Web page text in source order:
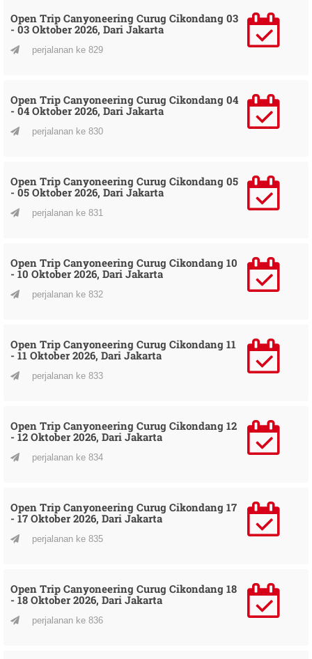
Open Trip Canyoneering Curug Cikondang 03
- 03 Oktober 2026, Dari Jakarta
perjalanan ke 829
Open Trip Canyoneering Curug Cikondang 04
- 04 Oktober 2026, Dari Jakarta
perjalanan ke 830
Open Trip Canyoneering Curug Cikondang 05
- 05 Oktober 2026, Dari Jakarta
perjalanan ke 831
Open Trip Canyoneering Curug Cikondang 10
- 10 Oktober 2026, Dari Jakarta
perjalanan ke 832
Open Trip Canyoneering Curug Cikondang 11
- 11 Oktober 2026, Dari Jakarta
perjalanan ke 833
Open Trip Canyoneering Curug Cikondang 12
- 12 Oktober 2026, Dari Jakarta
perjalanan ke 834
Open Trip Canyoneering Curug Cikondang 17
- 17 Oktober 2026, Dari Jakarta
perjalanan ke 835
Open Trip Canyoneering Curug Cikondang 18
- 18 Oktober 2026, Dari Jakarta
perjalanan ke 836